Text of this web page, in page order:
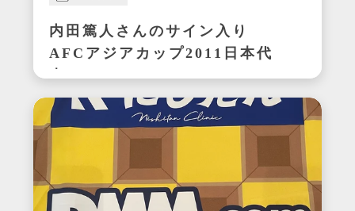
内田篤人さんのサイン入り
AFCアジアカップ2011日本代
表ユニフォーム